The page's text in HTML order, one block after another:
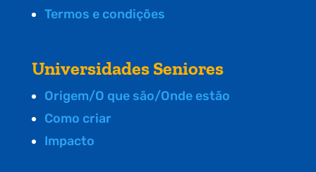
Termos e condições
Universidades Seniores
Origem/O que são/Onde estão
Como criar
Impacto